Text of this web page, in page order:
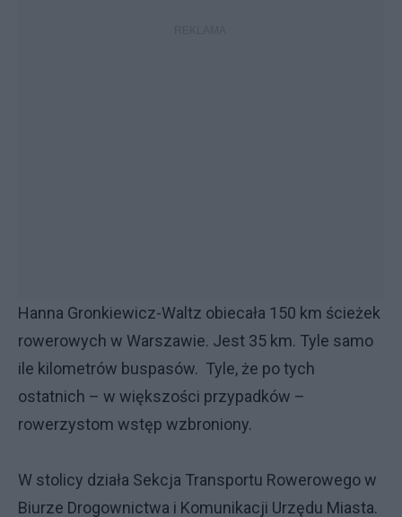
Hanna Gronkiewicz-Waltz obiecała 150 km ścieżek
rowerowych w Warszawie. Jest 35 km. Tyle samo
ile kilometrów buspasów. Tyle, że po tych
ostatnich – w większości przypadków –
rowerzystom wstęp wzbroniony.
W stolicy działa Sekcja Transportu Rowerowego w
Biurze Drogownictwa i Komunikacji Urzędu Miasta.